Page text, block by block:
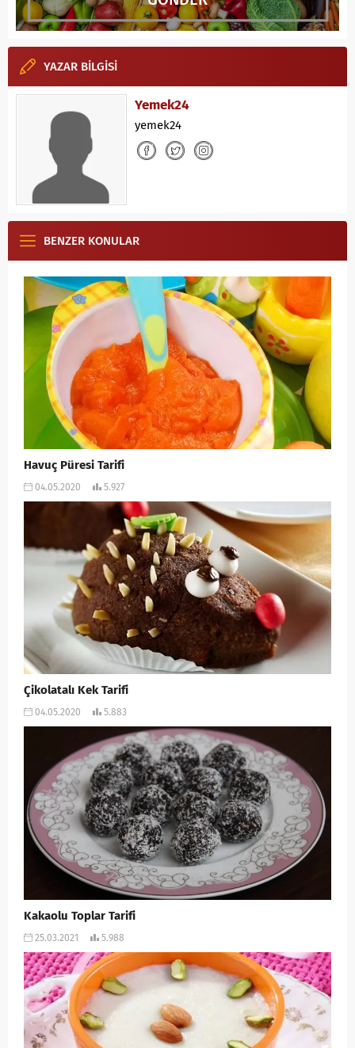
YAZAR BİLGİSİ
Yemek24
yemek24
BENZER KONULAR
Havuç Püresi Tarifi
04.05.2020 5.927
Çikolatalı Kek Tarifi
04.05.2020 5.883
Kakaolu Toplar Tarifi
25.03.2021 5.988